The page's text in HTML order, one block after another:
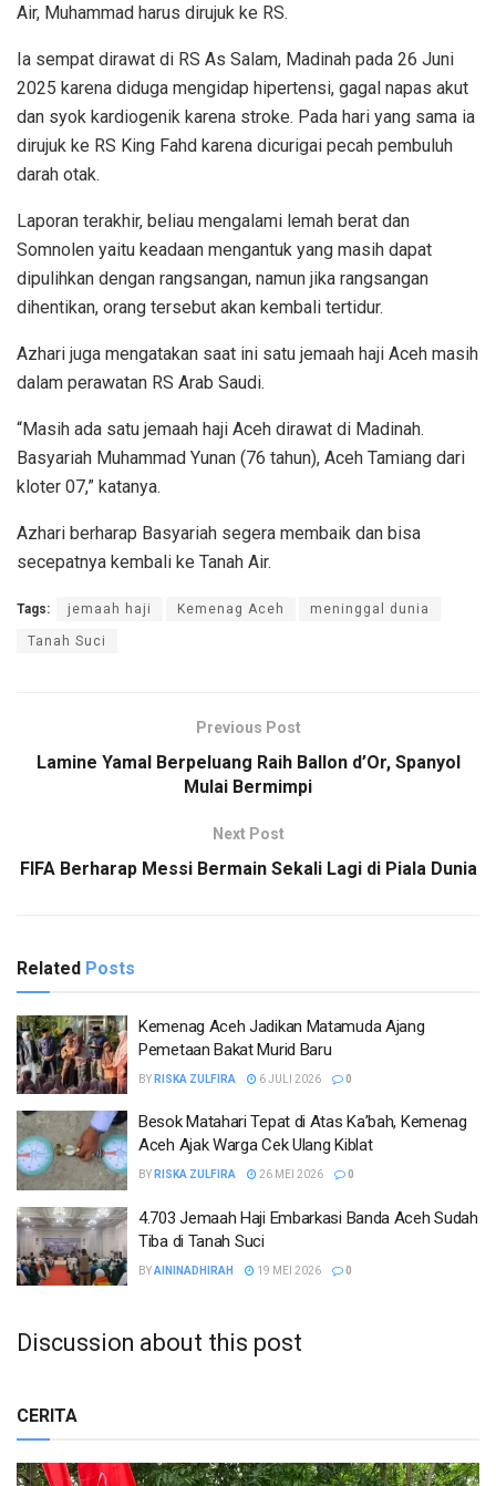
Air, Muhammad harus dirujuk ke RS.
Ia sempat dirawat di RS As Salam, Madinah pada 26 Juni
2025 karena diduga mengidap hipertensi, gagal napas akut
dan syok kardiogenik karena stroke. Pada hari yang sama ia
dirujuk ke RS King Fahd karena dicurigai pecah pembuluh
darah otak.
Laporan terakhir, beliau mengalami lemah berat dan
Somnolen yaitu keadaan mengantuk yang masih dapat
dipulihkan dengan rangsangan, namun jika rangsangan
dihentikan, orang tersebut akan kembali tertidur.
Azhari juga mengatakan saat ini satu jemaah haji Aceh masih
dalam perawatan RS Arab Saudi.
“Masih ada satu jemaah haji Aceh dirawat di Madinah.
Basyariah Muhammad Yunan (76 tahun), Aceh Tamiang dari
kloter 07,” katanya.
Azhari berharap Basyariah segera membaik dan bisa
secepatnya kembali ke Tanah Air.
Tags: jemaah haji Kemenag Aceh meninggal dunia
Tanah Suci
Previous Post
Lamine Yamal Berpeluang Raih Ballon d’Or, Spanyol
Mulai Bermimpi
Next Post
FIFA Berharap Messi Bermain Sekali Lagi di Piala Dunia
Related Posts
Kemenag Aceh Jadikan Matamuda Ajang
Pemetaan Bakat Murid Baru
BY RISKA ZULFIRA 6 JULI 2026 0
Besok Matahari Tepat di Atas Ka’bah, Kemenag
Aceh Ajak Warga Cek Ulang Kiblat
BY RISKA ZULFIRA 26 MEI 2026 0
4.703 Jemaah Haji Embarkasi Banda Aceh Sudah
Tiba di Tanah Suci
BYAININADHIRAH 19 MEI 2026 0
Discussion about this post
CERITA